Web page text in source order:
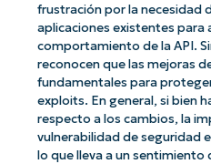
frustración por la necesidad
aplicaciones existentes para
comportamiento de la API.
reconocen que las mejoras
fundamentales para
exploits. En general, si bien
respecto a los cambios, la
vulnerabilidad de seguridad
lo que lleva a un sentimiento